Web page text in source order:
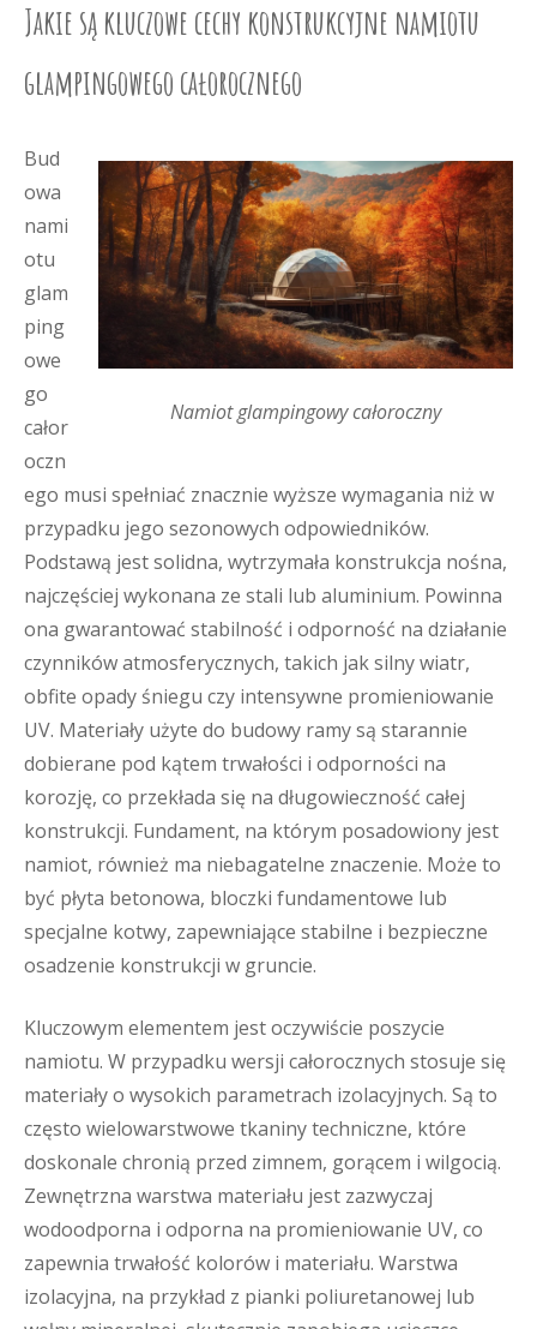
Jakie są kluczowe cechy konstrukcyjne namiotu
glampingowego całorocznego
Namiot glampingowy całoroczny
Bud
owa
nami
otu
glam
ping
owe
go
całor
oczn
ego musi spełniać znacznie wyższe wymagania niż w
przypadku jego sezonowych odpowiedników.
Podstawą jest solidna, wytrzymała konstrukcja nośna,
najczęściej wykonana ze stali lub aluminium. Powinna
ona gwarantować stabilność i odporność na działanie
czynników atmosferycznych, takich jak silny wiatr,
obfite opady śniegu czy intensywne promieniowanie
UV. Materiały użyte do budowy ramy są starannie
dobierane pod kątem trwałości i odporności na
korozję, co przekłada się na długowieczność całej
konstrukcji. Fundament, na którym posadowiony jest
namiot, również ma niebagatelne znaczenie. Może to
być płyta betonowa, bloczki fundamentowe lub
specjalne kotwy, zapewniające stabilne i bezpieczne
osadzenie konstrukcji w gruncie.
Kluczowym elementem jest oczywiście poszycie
namiotu. W przypadku wersji całorocznych stosuje się
materiały o wysokich parametrach izolacyjnych. Są to
często wielowarstwowe tkaniny techniczne, które
doskonale chronią przed zimnem, gorącem i wilgocią.
Zewnętrzna warstwa materiału jest zazwyczaj
wodoodporna i odporna na promieniowanie UV, co
zapewnia trwałość kolorów i materiału. Warstwa
izolacyjna, na przykład z pianki poliuretanowej lub